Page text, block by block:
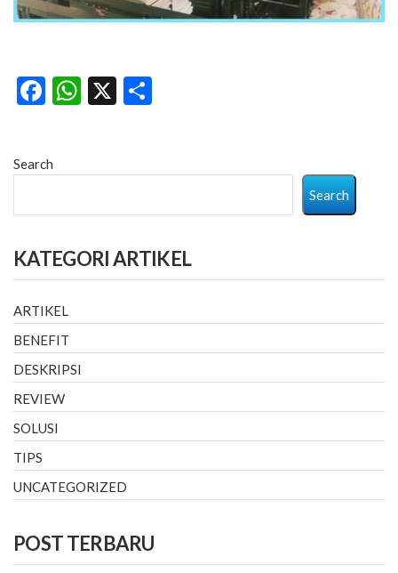
Facebook
WhatsApp
X
Search
Search
KATEGORI ARTIKEL
ARTIKEL
BENEFIT
DESKRIPSI
REVIEW
SOLUSI
TIPS
UNCATEGORIZED
POST TERBARU